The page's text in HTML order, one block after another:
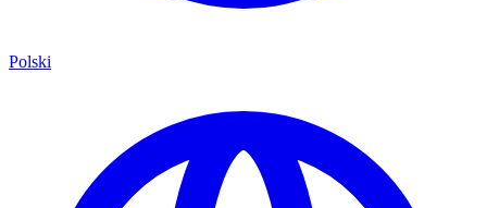
Polski